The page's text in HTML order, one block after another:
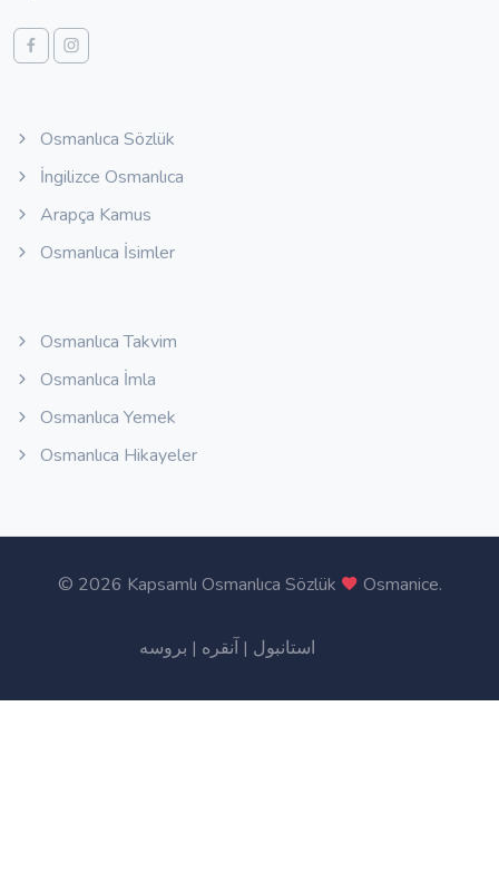
Osmanlıca Sözlük
İngilizce Osmanlıca
Arapça Kamus
Osmanlıca İsimler
Osmanlıca Takvim
Osmanlıca İmla
Osmanlıca Yemek
Osmanlıca Hikayeler
© 2026 Kapsamlı Osmanlıca Sözlük Osmanice.
استانبول | آنقره | بروسه